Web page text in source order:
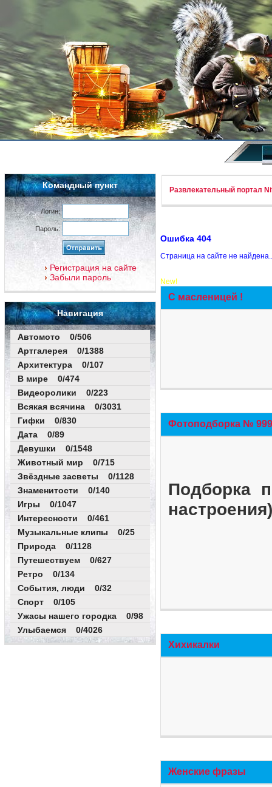
Командный пункт
Логин:
Пароль:
Регистрация на сайте
Забыли пароль
Навигация
Автомото 0/506
Артгалерея 0/1388
Архитектура 0/107
В мире 0/474
Видеоролики 0/223
Всякая всячина 0/3031
Гифки 0/830
Дата 0/89
Девушки 0/1548
Животный мир 0/715
Звёздные засветы 0/1128
Знаменитости 0/140
Игры 0/1047
Интересности 0/461
Музыкальные клипы 0/25
Природа 0/1128
Путешествуем 0/627
Ретро 0/134
События, люди 0/32
Спорт 0/105
Ужасы нашего городка 0/98
Улыбаемся 0/4026
Развлекательный портал
Ошибка 404
Страница на сайте не
New!
С масленицей !
Фотоподборка №
Подборка
Хихикалки
Женские фразы